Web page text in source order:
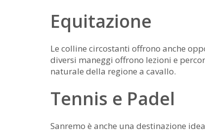
Equitazione
Le colline circostanti offrono anche
diversi maneggi offrono lezioni e
naturale della regione a cavallo.
Tennis e Padel
Sanremo è anche una destinazione